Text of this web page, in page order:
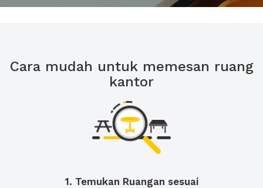
Cara mudah untuk memesan ruang
kantor
1. Temukan Ruangan sesuai